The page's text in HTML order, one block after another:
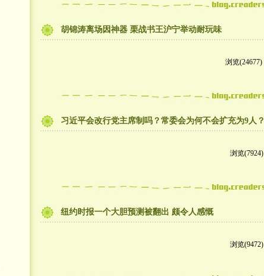
胡锦涛离场因神器 栗战书王沪宁举动耐玩味
浏览(24677)
习近平会改行党主席制吗？常委会为何不会扩充为9人？
浏览(7924)
纽约时报一个大胆预测被翻出 颇令人感慨
浏览(9472)